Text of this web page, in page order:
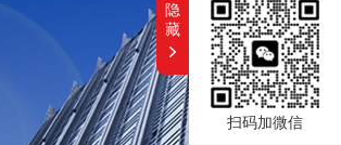
扫码加微信
隐
藏